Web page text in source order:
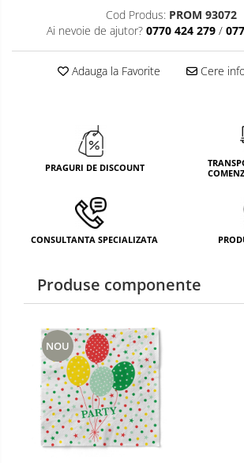
TEMATICA RUSTICA
TEMATICA ROMANTICA
DECOR 1 & 8 MARTIE
DECOR HALLOWEEN
DECOR ZIUA ROMANIEI
DECOR PRIMAVARA
DECOR VARA
DECOR IARNA
TEMATICA CULINARA
DECOR MOS NICOLAE
TEMATICA FLORALA
DECOR OKTOBER FEST
DECOR BABY SHOWER
Cod Produs: PROM 93072
Ai nevoie de ajutor? 0770 424 279 /
Adauga la Favorite Cere
PRAGURI DE DISCOUNT
CONSULTANTA SPECIALIZATA
Produse componente
NOU